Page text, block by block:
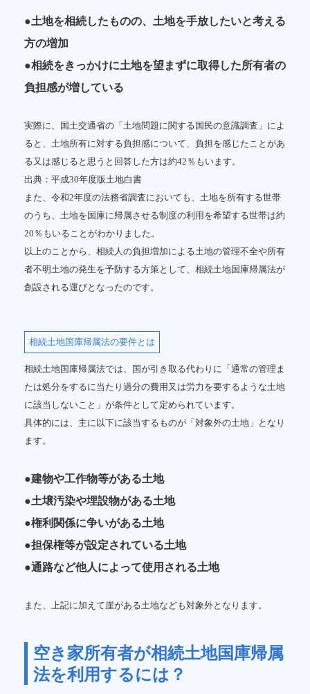
●土地を相続したものの、土地を手放したいと考える
方の増加
●相続をきっかけに土地を望まずに取得した所有者の
負担感が増している
実際に、国土交通省の「土地問題に関する国民の意識調査」によ
ると、土地所有に対する負担感について、負担を感じたことがあ
る又は感じると思うと回答した方は約42％もいます。
出典：平成30年度版土地白書
また、令和2年度の法務省調査においても、土地を所有する世帯
のうち、土地を国庫に帰属させる制度の利用を希望する世帯は約
20％もいることがわかりました。
以上のことから、相続人の負担増加による土地の管理不全や所有
者不明土地の発生を予防する方策として、相続土地国庫帰属法が
創設される運びとなったのです。
相続土地国庫帰属法の要件とは
相続土地国庫帰属法では、国が引き取る代わりに「通常の管理ま
たは処分をするに当たり過分の費用又は労力を要するような土地
に該当しないこと」が条件として定められています。
具体的には、主に以下に該当するものが「対象外の土地」となり
ます。
●建物や工作物等がある土地
●土壌汚染や埋設物がある土地
●権利関係に争いがある土地
●担保権等が設定されている土地
●通路など他人によって使用される土地
また、上記に加えて崖がある土地なども対象外となります。
空き家所有者が相続土地国庫帰属
法を利用するには？